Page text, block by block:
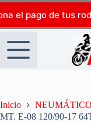
el pago de tus
Inicio
MT. E-08 120/90-17